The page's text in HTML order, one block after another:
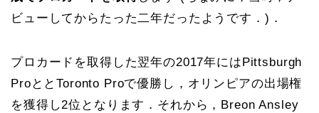
ビューしてからたった二年だったようです．)．
プロカードを取得した翌年の2017年にはPittsburgh
ProととToronto Proで優勝し，オリンピアの出場権
を獲得し2位となります．それから，Breon Ansley